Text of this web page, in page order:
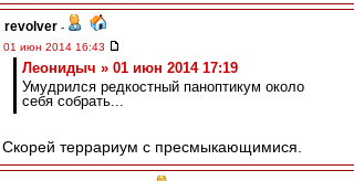
revolver -
01 июн 2014 16:43
Леонидыч » 01 июн 2014 17:19
Умудрился редкостный паноптикум около
себя собрать...
Скорей террариум с пресмыкающимися.